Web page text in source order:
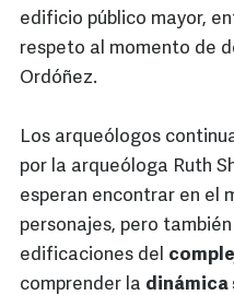
edificio público mayor,
respeto al momento de
Ordóñez.
Los arqueólogos
por la arqueóloga Ruth
esperan encontrar en el
personajes, pero
edificaciones del
comprender la dinámica